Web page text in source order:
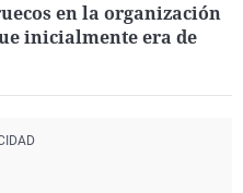
en la organización
inicialmente era de